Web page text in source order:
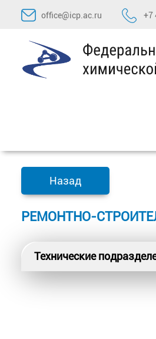
Перейти
содержимому
office@icp.ac.ru +7
Назад
РЕМОНТНО-
Технические